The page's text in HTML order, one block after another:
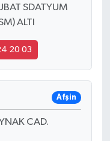
SDATYUM
ALTI
20 03
Afşin
CAD.